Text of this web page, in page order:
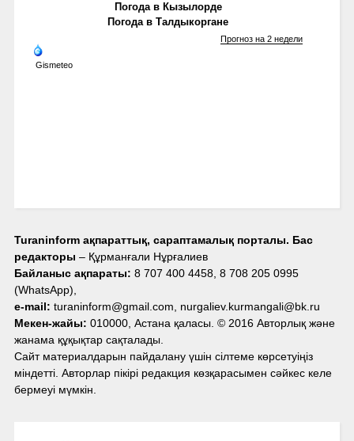
Погода в Кызылорде
Погода в Талдыкоргане
Gismeteo
Прогноз на 2 недели
Turaninform ақпараттық, сараптамалық порталы. Бас
редакторы – Құрманғали Нұрғалиев
Байланыс ақпараты: 8 707 400 4458, 8 708 205 0995
(WhatsApp),
e-mail: turaninform@gmail.com, nurgaliev.kurmangali@bk.ru
Мекен-жайы: 010000, Астана қаласы. © 2016 Авторлық және
жанама құқықтар сақталады.
Сайт материалдарын пайдалану үшін сілтеме көрсетуіңіз
міндетті. Авторлар пікірі редакция көзқарасымен сәйкес келе
бермеуі мүмкін.